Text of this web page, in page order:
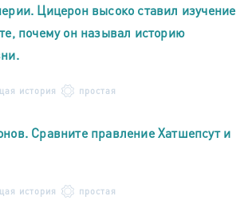
Цицерон высоко ставил изучение
почему он называл историю
история простая
Сравните правление Хатшепсут и
история простая